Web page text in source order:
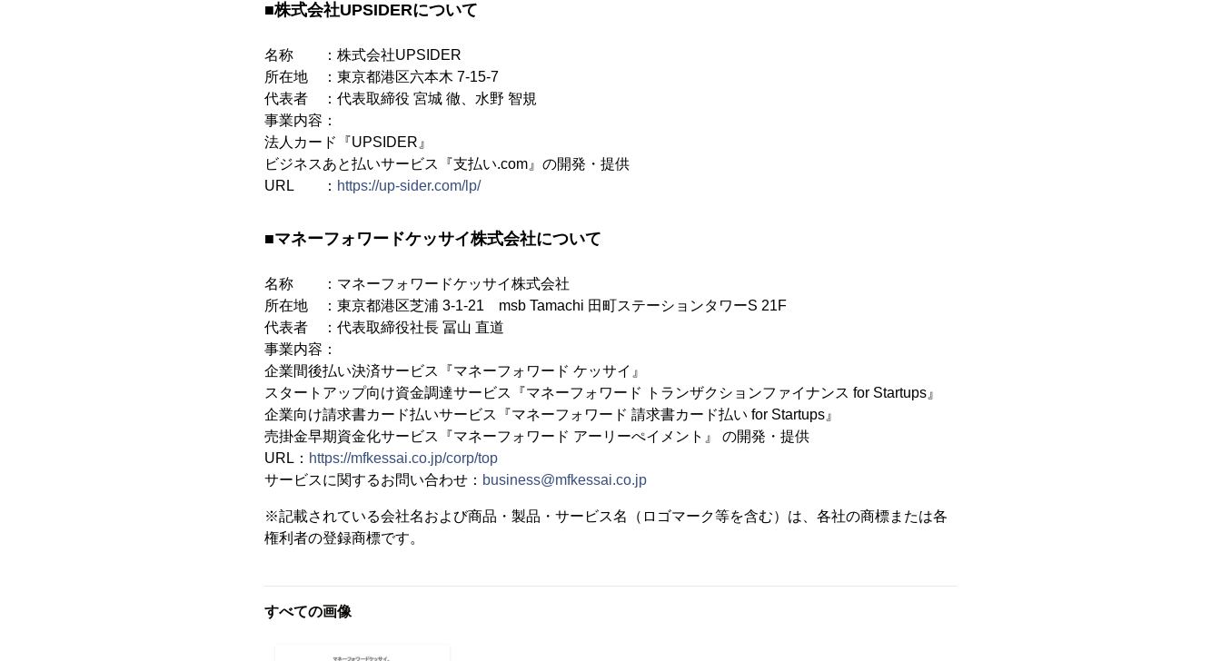
■株式会社UPSIDERについて
名称 ：株式会社UPSIDER
所在地 ：東京都港区六本木 7-15-7
代表者 ：代表取締役 宮城 徹、水野 智規
事業内容：
法人カード『UPSIDER』
ビジネスあと払いサービス『支払い.com』の開発・提供
URL ： https://up-sider.com/lp/
■マネーフォワードケッサイ株式会社について
名称 ：マネーフォワードケッサイ株式会社
所在地 ：東京都港区芝浦 3-1-21 msb Tamachi 田町ステーションタワーS 21F
代表者 ：代表取締役社長 冨山 直道
事業内容：
企業間後払い決済サービス『マネーフォワード ケッサイ』
スタートアップ向け資金調達サービス『マネーフォワード トランザクションファイナンス for Startups』
企業向け請求書カード払いサービス『マネーフォワード 請求書カード払い for Startups』
売掛金早期資金化サービス『マネーフォワード アーリーぺイメント』 の開発・提供
URL： https://mfkessai.co.jp/corp/top
サービスに関するお問い合わせ： business@mfkessai.co.jp
※記載されている会社名および商品・製品・サービス名（ロゴマーク等を含む）は、各社の商標または各
権利者の登録商標です。
すべての画像